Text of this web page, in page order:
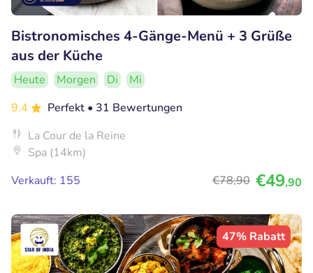
Bistronomisches 4-Gänge-Menü + 3 Grüße
aus der Küche
Heute Morgen Di
Mi
9.4
Perfekt • 31 Bewertungen
La Cour de la Reine
Spa (14km)
Verkauft: 155
€78,90 €49,90
47% Rabatt